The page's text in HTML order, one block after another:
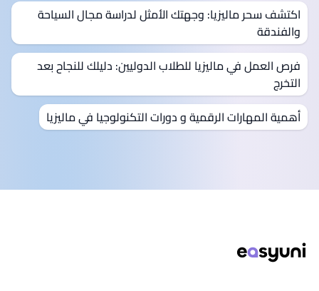
اكتشف سحر ماليزيا: وجهتك الأمثل لدراسة مجال السياحة
والفندقة
فرص العمل في ماليزيا للطلاب الدوليين: دليلك للنجاح بعد
التخرج
أهمية المهارات الرقمية و دورات التكنولوجيا في ماليزيا